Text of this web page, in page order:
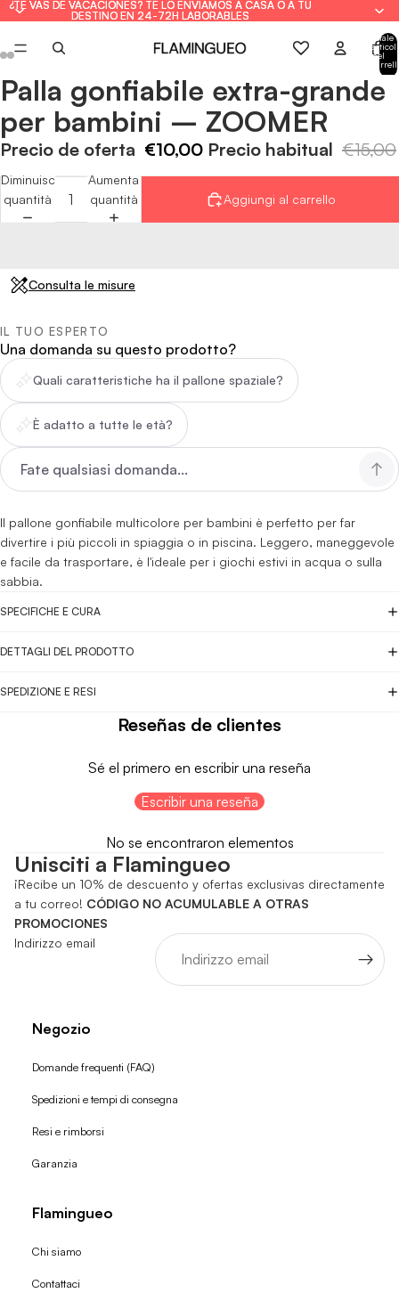
¿TE VAS DE VACACIONES? TE LO ENVIAMOS A CASA O A TU
DESTINO EN 24-72H LABORABLES
¿TE VAS DE VACACIONES? TE LO ENVIAMOS A CASA O A TU
DESTINO EN 24-72H LABORABLES
Totale
articoli
nel
Apri
immagine
a
schermo
Apri
immagine
a
schermo
Apri
immagine
a
schermo
Apri
immagine
a
schermo
Apri
immagine
a
schermo
Apri
immagine
a
schermo
Palla gonfiabile extra-grande
per bambini – ZOOMER
Precio de oferta €10,00 Precio habitual €15,00
Diminuisci
quantità
Aumenta
quantità
Aggiungi al carrello
Consulta le misure
IL TUO ESPERTO
Una domanda su questo prodotto?
Quali caratteristiche ha il pallone spaziale?
È adatto a tutte le età?
Il pallone gonfiabile multicolore per bambini è perfetto per far
divertire i più piccoli in spiaggia o in piscina. Leggero, maneggevole
e facile da trasportare, è l'ideale per i giochi estivi in acqua o sulla
sabbia.
SPECIFICHE E CURA
DETTAGLI DEL PRODOTTO
SPEDIZIONE E RESI
Reseñas de clientes
Sé el primero en escribir una reseña
Escribir una reseña
No se encontraron elementos
Unisciti a Flamingueo
¡Recibe un 10% de descuento y ofertas exclusivas directamente
a tu correo! CÓDIGO NO ACUMULABLE A OTRAS
PROMOCIONES
Indirizzo email
Negozio
Domande frequenti (FAQ)
Spedizioni e tempi di consegna
Resi e rimborsi
Garanzia
Flamingueo
Chi siamo
Contattaci